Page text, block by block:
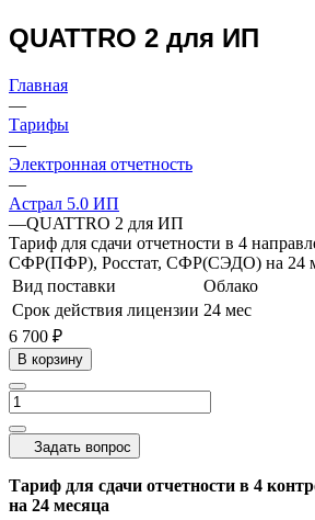
QUATTRO 2 для ИП
Главная
—
Тарифы
—
Электронная отчетность
—
Астрал 5.0 ИП
—QUATTRO 2 для ИП
Тариф для сдачи отчетности в 4
СФР(ПФР), Росстат, СФР(СЭДО) на 24
Вид поставки
Облако
Срок действия лицензии 24 мес
6 700 ₽
В корзину
Задать вопрос
Тариф для сдачи отчетности в 4
на 24 месяца